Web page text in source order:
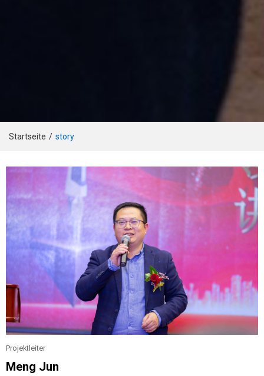
Startseite / story
Projektleiter
Meng Jun